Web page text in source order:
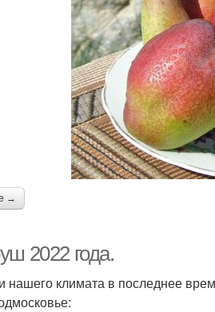
→
2022 года.
нашего климата в последнее